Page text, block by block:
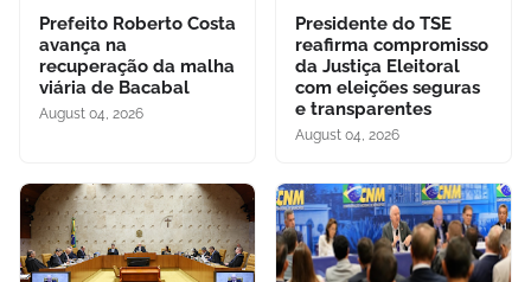
Prefeito Roberto Costa
avança na
recuperação da malha
viária de Bacabal
August 04, 2026
Presidente do TSE
reafirma compromisso
da Justiça Eleitoral
com eleições seguras
e transparentes
August 04, 2026